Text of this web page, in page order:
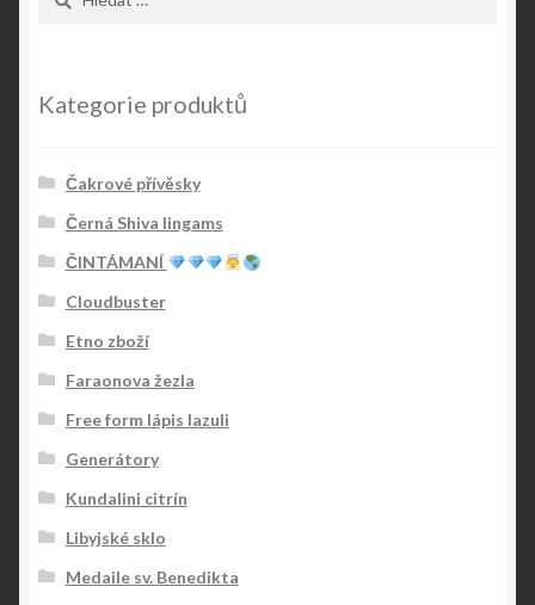
Kategorie produktů
Čakrové přívěsky
Černá Shiva lingams
ČINTÁMANÍ
Cloudbuster
Etno zboží
Faraonova žezla
Free form lápis lazuli
Generátory
Kundalini citrín
Libyjské sklo
Medaile sv. Benedikta